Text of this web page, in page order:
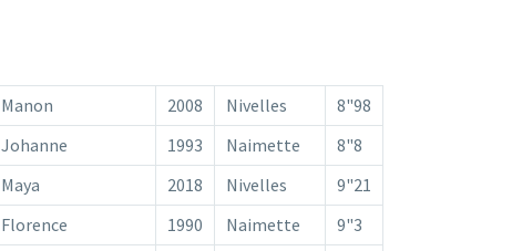
Manon 2008 Nivelles
8"98
Johanne 1993 Naimette
8"8
Maya 2018 Nivelles
9"21
Florence 1990 Naimette
9"3